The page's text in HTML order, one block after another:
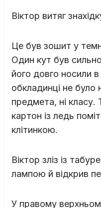
Віктор витяг
Це був зошит у
Один кут був сильно
його довго носили в
обкладинці не було
предмета, ні класу.
картон із ледь
клітинкою.
Віктор зліз із
лампою й відкрив
У правому